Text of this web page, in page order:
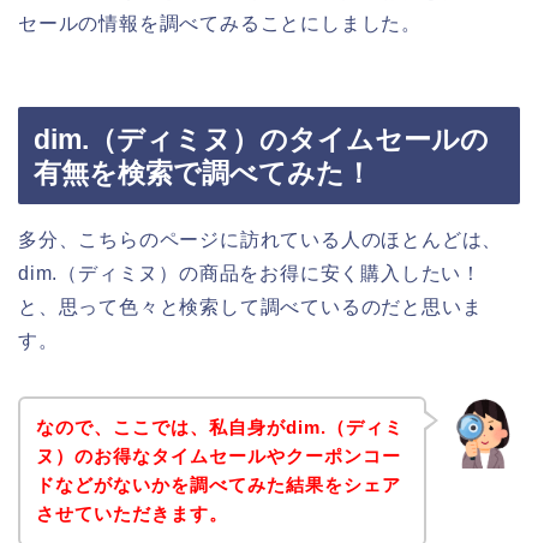
セールの情報を調べてみることにしました。
dim.（ディミヌ）のタイムセールの
有無を検索で調べてみた！
多分、こちらのページに訪れている人のほとんどは、
dim.（ディミヌ）の商品をお得に安く購入したい！
と、思って色々と検索して調べているのだと思いま
す。
なので、ここでは、私自身がdim.（ディミ
ヌ）のお得なタイムセールやクーポンコー
ドなどがないかを調べてみた結果をシェア
させていただきます。